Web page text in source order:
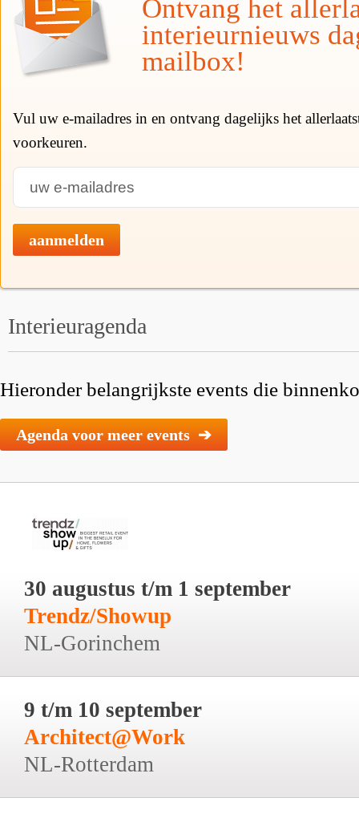
Ontvang het
interieurnieuws
mailbox!
Vul uw e-mailadres in en ontvang dagelijks het
voorkeuren.
aanmelden
Interieuragenda
Hieronder belangrijkste events die
Agenda voor meer events ➔
30 augustus t/m 1 september
Trendz/Showup
NL-Gorinchem
9 t/m 10 september
Architect@Work
NL-Rotterdam